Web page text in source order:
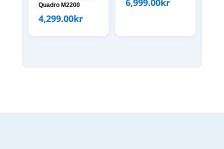
Quadro M2200
4,299.00kr
6,999.00kr